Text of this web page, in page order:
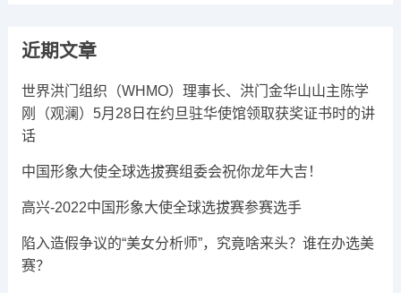
放
近期文章
世界洪门组织（WHMO）理事长、洪门金华山山主陈学
刚（观澜）5月28日在约旦驻华使馆领取获奖证书时的讲
话
中国形象大使全球选拔赛组委会祝你龙年大吉​！
高兴-2022中国形象大使全球选拔赛参赛选手
陷入造假争议的“美女分析师”，究竟啥来头？谁在办选美
赛？